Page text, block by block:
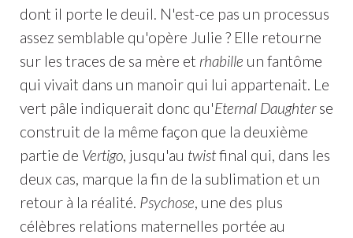
dont il porte le deuil. N'est-ce pas un processus
assez semblable qu'opère Julie ? Elle retourne
sur les traces de sa mère et rhabille un fantôme
qui vivait dans un manoir qui lui appartenait. Le
vert pâle indiquerait donc qu'Eternal Daughterse
construit de la même façon que la deuxième
partie de Vertigo, jusqu'au twistfinal qui, dans les
deux cas, marque la fin de la sublimation et un
retour à la réalité. Psychose , une des plus
célèbres relations maternelles portée au